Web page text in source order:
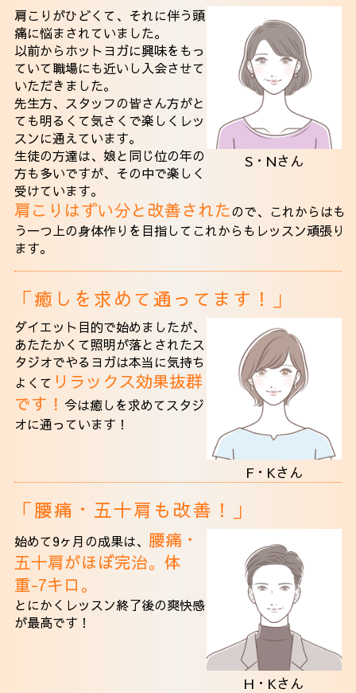
S・Nさん
肩こりがひどくて、それに伴う頭
痛に悩まされていました。
以前からホットヨガに興味をもっ
ていて職場にも近いし入会させて
いただきました。
先生方、スタッフの皆さん方がと
ても明るくて気さくで楽しくレッ
スンに通えています。
生徒の方達は、娘と同じ位の年の
方も多いですが、その中で楽しく
受けています。
肩こりはずい分と改善されたので、これからはも
う一つ上の身体作りを目指してこれからもレッスン頑張り
ます。
「癒しを求めて通ってます！」
F・Kさん
ダイエット目的で始めましたが、
あたたかくて照明が落とされたス
タジオでやるヨガは本当に気持ち
よくて リラックス効果抜群
です！ 今は癒しを求めてスタジ
オに通っています！
「腰痛・五十肩も改善！」
H・Kさん
始めて9ヶ月の成果は、 腰痛・
五十肩がほぼ完治。体
重-7キロ。
とにかくレッスン終了後の爽快感
が最高です！